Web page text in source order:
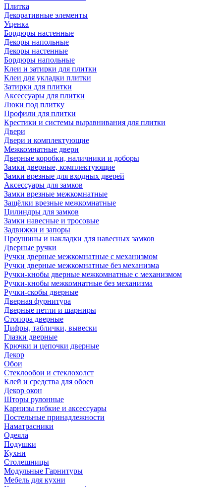
Плитка
Декоративные элементы
Уценка
Бордюры настенные
Декоры напольные
Декоры настенные
Бордюры напольные
Клеи и затирки для плитки
Клеи для укладки плитки
Затирки для плитки
Аксессуары для плитки
Люки под плитку
Профили для плитки
Крестики и системы выравнивания для плитки
Двери
Двери и комплектующие
Межкомнатные двери
Дверные коробки, наличники и доборы
Замки дверные, комплектующие
Замки врезные для входных дверей
Аксессуары для замков
Замки врезные межкомнатные
Защёлки врезные межкомнатные
Цилиндры для замков
Замки навесные и тросовые
Задвижки и запоры
Проушины и накладки для навесных замков
Дверные ручки
Ручки дверные межкомнатные с механизмом
Ручки дверные межкомнатные без механизма
Ручки-кнобы дверные межкомнатные с механизмом
Ручки-кнобы межкомнатные без механизма
Ручки-скобы дверные
Дверная фурнитура
Дверные петли и шарниры
Стопора дверные
Цифры, таблички, вывески
Глазки дверные
Крючки и цепочки дверные
Декор
Обои
Стеклообои и стеклохолст
Клей и средства для обоев
Декор окон
Шторы рулонные
Карнизы гибкие и аксессуары
Постельные принадлежности
Наматрасники
Одеяла
Подушки
Кухни
Столешницы
Модульные Гарнитуры
Мебель для кухни